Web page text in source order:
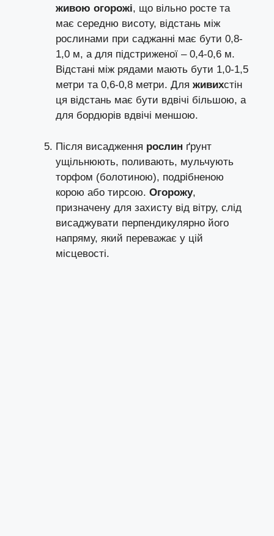
живою огорожі, що вільно росте та
має середню висоту, відстань між
рослинами при саджанні має бути 0,8-
1,0 м, а для підстриженої – 0,4-0,6 м.
Відстані між рядами мають бути 1,0-1,5
метри та 0,6-0,8 метри. Для живихстін
ця відстань має бути вдвічі більшою, а
для бордюрів вдвічі меншою.
Після висадження рослин ґрунт
ущільнюють, поливають, мульчують
торфом (болотиною), подрібненою
корою або тирсою. Огорожу,
призначену для захисту від вітру, слід
висаджувати перпендикулярно його
напряму, який переважає у цій
місцевості.